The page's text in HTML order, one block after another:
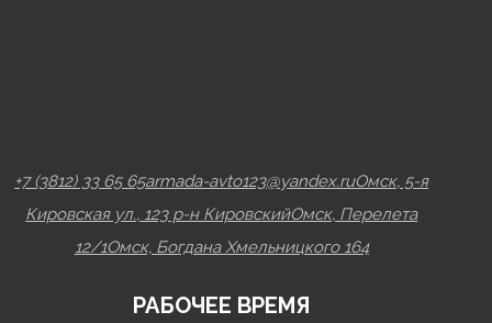
+7 (3812) 33 65 65armada-avto123@yandex.ruОмск, 5-я
Кировская ул., 123 р-н КировскийОмск, Перелета
12/1Омск, Богдана Хмельницкого 164
РАБОЧЕЕ ВРЕМЯ